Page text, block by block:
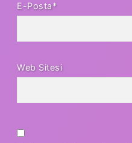
E-Posta*
Web Sitesi